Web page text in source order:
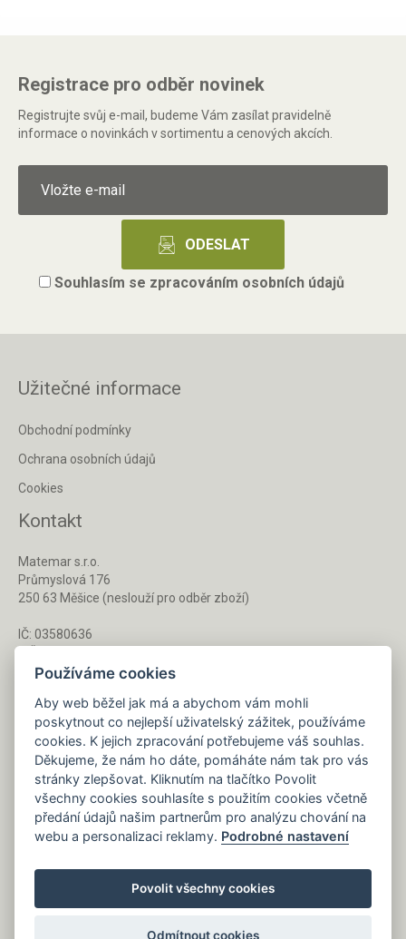
Registrace pro odběr novinek
Registrujte svůj e-mail, budeme Vám zasílat pravidelně
informace o novinkách v sortimentu a cenových akcích.
Souhlasím se zpracováním osobních údajů
Užitečné informace
Obchodní podmínky
Ochrana osobních údajů
Cookies
Kontakt
Matemar s.r.o.
Průmyslová 176
250 63 Měšice (neslouží pro odběr zboží)
IČ: 03580636
Po - Pá 8 - 16 h
733 127 788
Napište nám kdykoliv!
info@gastrochemie.cz
Používáme cookies
Aby web běžel jak má a abychom vám mohli
poskytnout co nejlepší uživatelský zážitek, používáme
cookies. K jejich zpracování potřebujeme váš souhlas.
Děkujeme, že nám ho dáte, pomáháte nám tak pro vás
stránky zlepšovat. Kliknutím na tlačítko Povolit
všechny cookies souhlasíte s použitím cookies včetně
předání údajů našim partnerům pro analýzu chování na
webu a personalizaci reklamy. Podrobné nastavení
Povolit všechny cookies
Odmítnout cookies